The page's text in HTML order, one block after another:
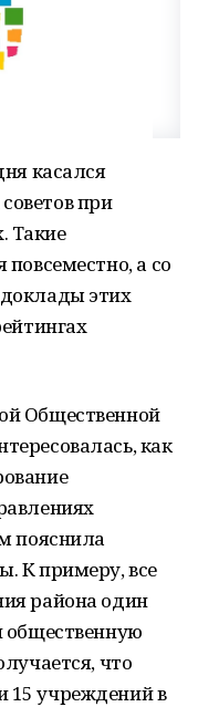
касался
при
Такие
повсеместно, а со
этих
Общественной
как
пояснила
К примеру, все
района один
общественную
что
учреждений в